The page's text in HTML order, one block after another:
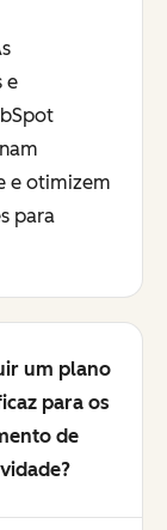
e
e otimizem
para
um plano
para os
de